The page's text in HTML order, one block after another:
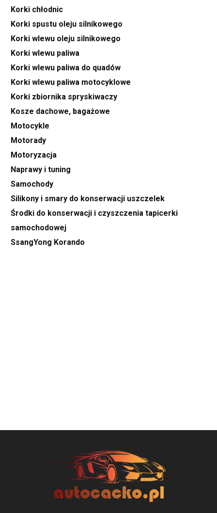
Korki chłodnic
Korki spustu oleju silnikowego
Korki wlewu oleju silnikowego
Korki wlewu paliwa
Korki wlewu paliwa do quadów
Korki wlewu paliwa motocyklowe
Korki zbiornika spryskiwaczy
Kosze dachowe, bagażowe
Motocykle
Motorady
Motoryzacja
Naprawy i tuning
Samochody
Silikony i smary do konserwacji uszczelek
Środki do konserwacji i czyszczenia tapicerki
samochodowej
SsangYong Korando